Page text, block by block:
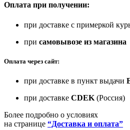
Оплата при получении:
при доставке с примеркой
при самовывозе из магазина
Оплата через сайт:
при доставке в пункт выдачи
при доставке CDEK (Россия)
Более подробно о условиях
на странице “Доставка и оплата”